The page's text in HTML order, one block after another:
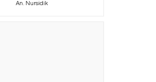
An. Nursidik